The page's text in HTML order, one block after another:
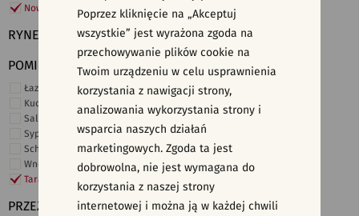
Nowości
RYNEK
POMIESZCZENIE
Łazienka
Kuchnia
Salon i hol
Sypialnia
Schody
Wnętrza komercyjne
Taras i ogród
PRZEZNACZENIE
Poprzez kliknięcie na „Akceptuj
wszystkie” jest wyrażona zgoda na
przechowywanie plików cookie na
Twoim urządzeniu w celu usprawnienia
korzystania z nawigacji strony,
analizowania wykorzystania strony i
wsparcia naszych działań
marketingowych. Zgoda ta jest
dobrowolna, nie jest wymagana do
korzystania z naszej strony
internetowej i można ją w każdej chwili